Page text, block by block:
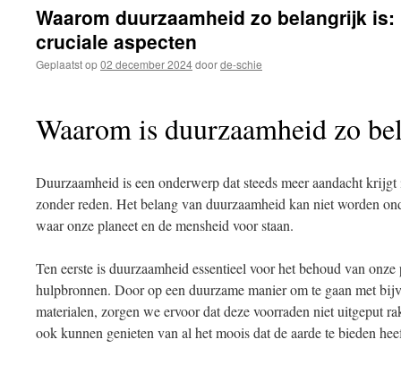
Waarom duurzaamheid zo belangrijk
cruciale aspecten
Geplaatst op02 december 2024doorde-schie
Waarom is duurzaamheid zo
Duurzaamheid is een onderwerp dat steeds meer aandacht
zonder reden. Het belang van duurzaamheid kan niet worden
waar onze planeet en de mensheid voor staan.
Ten eerste is duurzaamheid essentieel voor het behoud van
hulpbronnen. Door op een duurzame manier om te gaan met
materialen, zorgen we ervoor dat deze voorraden niet uitgeput
ook kunnen genieten van al het moois dat de aarde te bieden